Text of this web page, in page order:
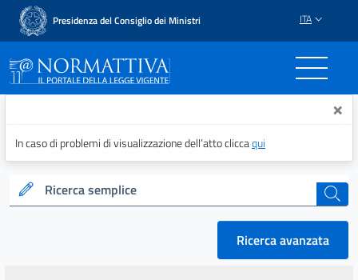
Presidenza del Consiglio dei Ministri ITA
Normattiva - Il portale ×
In caso di problemi di visualizzazione dell’atto cliccaqui
Ricerca semplice cerca
Ricerca avanzata